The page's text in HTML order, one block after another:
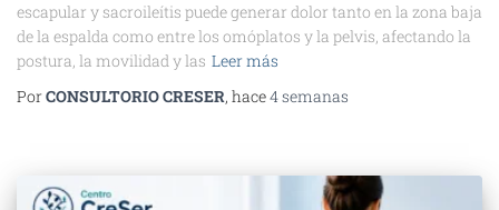
escapular y sacroileítis puede generar dolor tanto en la zona baja
de la espalda como entre los omóplatos y la pelvis, afectando la
postura, la movilidad y las Leer más
PorCONSULTORIO CRESER, hace4 semanas